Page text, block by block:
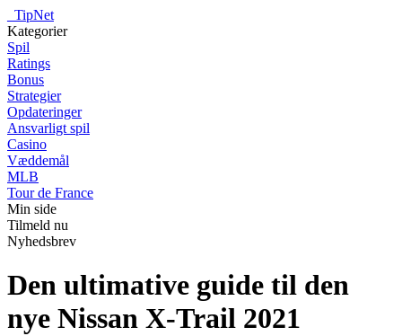
TipNet
Kategorier
Spil
Ratings
Bonus
Strategier
Opdateringer
Ansvarligt spil
Casino
Væddemål
MLB
Tour de France
Min side
Tilmeld nu
Nyhedsbrev
Den ultimative guide til den
nye Nissan X-Trail 2021